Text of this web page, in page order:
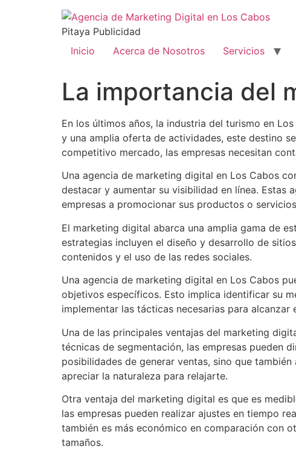
Pitaya Publicidad
Inicio
Acerca de Nosotros Servicios
La importancia del
En los últimos años, la industria del turismo en
y una amplia oferta de actividades, este destino
competitivo mercado, las empresas necesitan
Una agencia de marketing digital en Los Cabos
destacar y aumentar su visibilidad en línea. Estas
empresas a promocionar sus productos o
El marketing digital abarca una amplia gama de
estrategias incluyen el diseño y desarrollo de
contenidos y el uso de las redes sociales.
Una agencia de marketing digital en Los Cabos
objetivos específicos. Esto implica identificar su
implementar las tácticas necesarias para alcanzar
Una de las principales ventajas del marketing
técnicas de segmentación, las empresas pueden
posibilidades de generar ventas, sino que
apreciar la naturaleza para relajarte.
Otra ventaja del marketing digital es que es
las empresas pueden realizar ajustes en tiempo
también es más económico en comparación con
tamaños.